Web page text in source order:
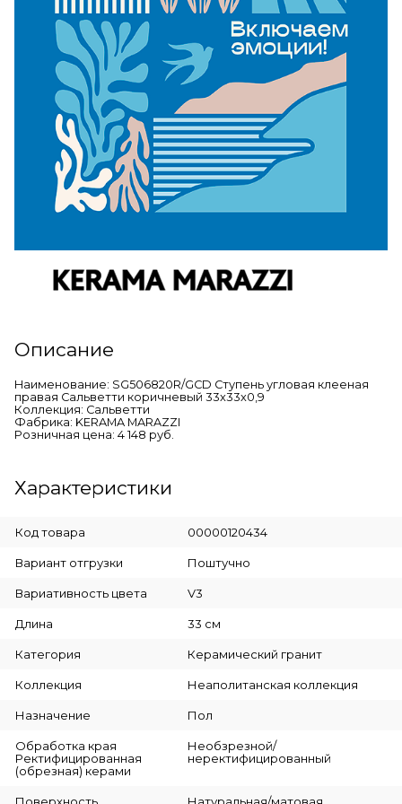
Описание
Наименование: SG506820R/GCD Ступень угловая клееная
правая Сальветти коричневый 33x33x0,9
Коллекция: Сальветти
Фабрика: KERAMA MARAZZI
Розничная цена: 4 148 руб.
Характеристики
Код товара 00000120434
Вариант отгрузки Поштучно
Вариативность цвета V3
Длина 33 см
Категория Керамический гранит
Коллекция Неаполитанская коллекция
Назначение Пол
Обработка края
Ректифицированная
(обрезная) керами
Необзрезной/
неректифицированный